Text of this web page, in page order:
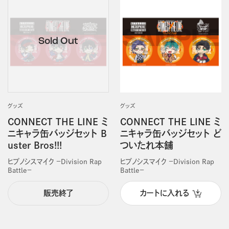
グッズ
CONNECT THE LINE ミ
ニキャラ缶バッジセット B
uster Bros!!!
ヒプノシスマイク －Division Rap
Battle－
販売終了
グッズ
CONNECT THE LINE ミ
ニキャラ缶バッジセット ど
ついたれ本舗
ヒプノシスマイク －Division Rap
Battle－
カートに入れる